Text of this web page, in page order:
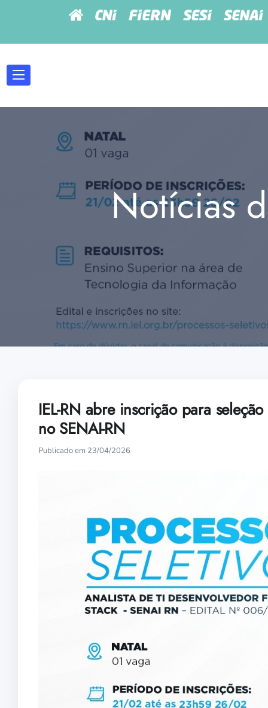
Notícias
IEL-RN abre inscrição para
no SENAI-RN
Publicado em 23/04/2026